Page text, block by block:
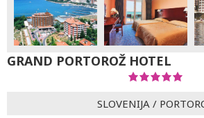
GRAND PORTOROŽ HOTEL
SLOVENIJA /